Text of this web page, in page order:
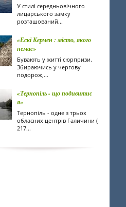
У стилі середньовічного
лицарського замку
розташований...
«Ескі Кермен : місто, якого
немає»
Бувають у житті сюрпризи.
Збираючись у чергову
подорож,...
«Тернопіль - що подивитис
я»
Тернопіль - одне з трьох
обласних центрів Галичини (
217...